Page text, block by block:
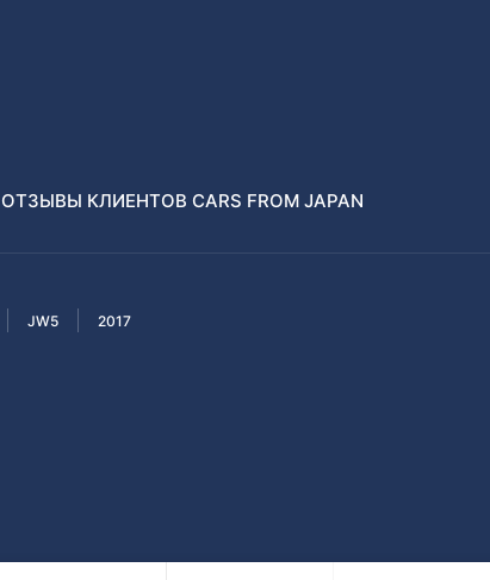
ОТЗЫВЫ КЛИЕНТОВ CARS FROM JAPAN
JW5 2017